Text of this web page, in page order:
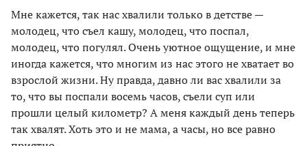
Мне кажется, так нас хвалили только в детстве —
молодец, что съел кашу, молодец, что поспал,
молодец, что погулял. Очень уютное ощущение, и мне
иногда кажется, что многим из нас этого не хватает во
взрослой жизни. Ну правда, давно ли вас хвалили за
то, что вы поспали восемь часов, съели суп или
прошли целый километр? А меня каждый день теперь
так хвалят. Хоть это и не мама, а часы, но все равно